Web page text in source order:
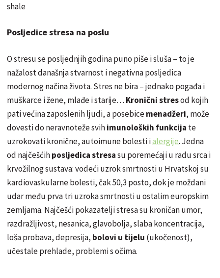
shale
Posljedice stresa na poslu
O stresu se posljednjih godina puno piše i sluša – to je
nažalost današnja stvarnost i negativna posljedica
modernog načina života. Stres ne bira – jednako pogađa i
muškarce i žene, mlađe i starije… Kronični stresod kojih
pati većina zaposlenih ljudi, a posebicemenadžeri, može
dovesti do neravnoteže svihimunoloških funkcija te
uzrokovati kronične, autoimune bolesti ialergije. Jedna
od najčešćihposljedica stresasu poremećaji u radu srca i
krvožilnog sustava: vodeći uzrok smrtnosti u Hrvatskoj su
kardiovaskularne bolesti, čak 50,3 posto, dok je moždani
udar među prva tri uzroka smrtnosti u ostalim europskim
zemljama. Najčešći pokazatelji stresa su kroničan umor,
razdražljivost, nesanica, glavobolja, slaba koncentracija,
loša probava, depresija, bolovi u tijelu (ukočenost),
učestale prehlade, problemi s očima.